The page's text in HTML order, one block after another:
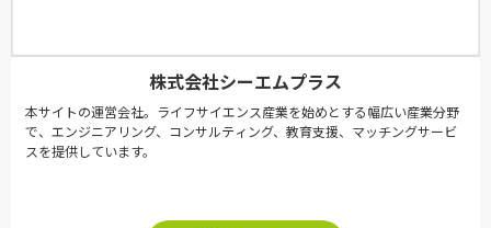
株式会社シーエムプラス
本サイトの運営会社。ライフサイエンス産業を始めとする幅広い産業分野
で、エンジニアリング、コンサルティング、教育支援、マッチングサービ
スを提供しています。